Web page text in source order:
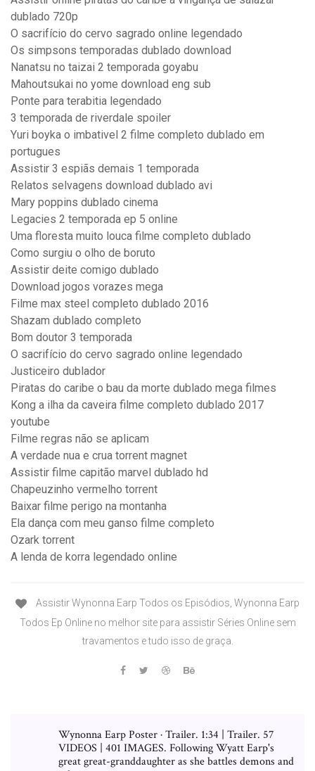
dublado 720p
O sacrifício do cervo sagrado online legendado
Os simpsons temporadas dublado download
Nanatsu no taizai 2 temporada goyabu
Mahoutsukai no yome download eng sub
Ponte para terabitia legendado
3 temporada de riverdale spoiler
Yuri boyka o imbativel 2 filme completo dublado em
portugues
Assistir 3 espiãs demais 1 temporada
Relatos selvagens download dublado avi
Mary poppins dublado cinema
Legacies 2 temporada ep 5 online
Uma floresta muito louca filme completo dublado
Como surgiu o olho de boruto
Assistir deite comigo dublado
Download jogos vorazes mega
Filme max steel completo dublado 2016
Shazam dublado completo
Bom doutor 3 temporada
O sacrifício do cervo sagrado online legendado
Justiceiro dublador
Piratas do caribe o bau da morte dublado mega filmes
Kong a ilha da caveira filme completo dublado 2017
youtube
Filme regras não se aplicam
A verdade nua e crua torrent magnet
Assistir filme capitão marvel dublado hd
Chapeuzinho vermelho torrent
Baixar filme perigo na montanha
Ela dança com meu ganso filme completo
Ozark torrent
A lenda de korra legendado online
Assistir Wynonna Earp Todos os Episódios, Wynonna Earp
Todos Ep Online no melhor site para assistir Séries Online sem
travamentos e tudo isso de graça.
Wynonna Earp Poster · Trailer. 1:34 | Trailer. 57
VIDEOS | 401 IMAGES. Following Wyatt Earp's
great great-granddaughter as she battles demons and